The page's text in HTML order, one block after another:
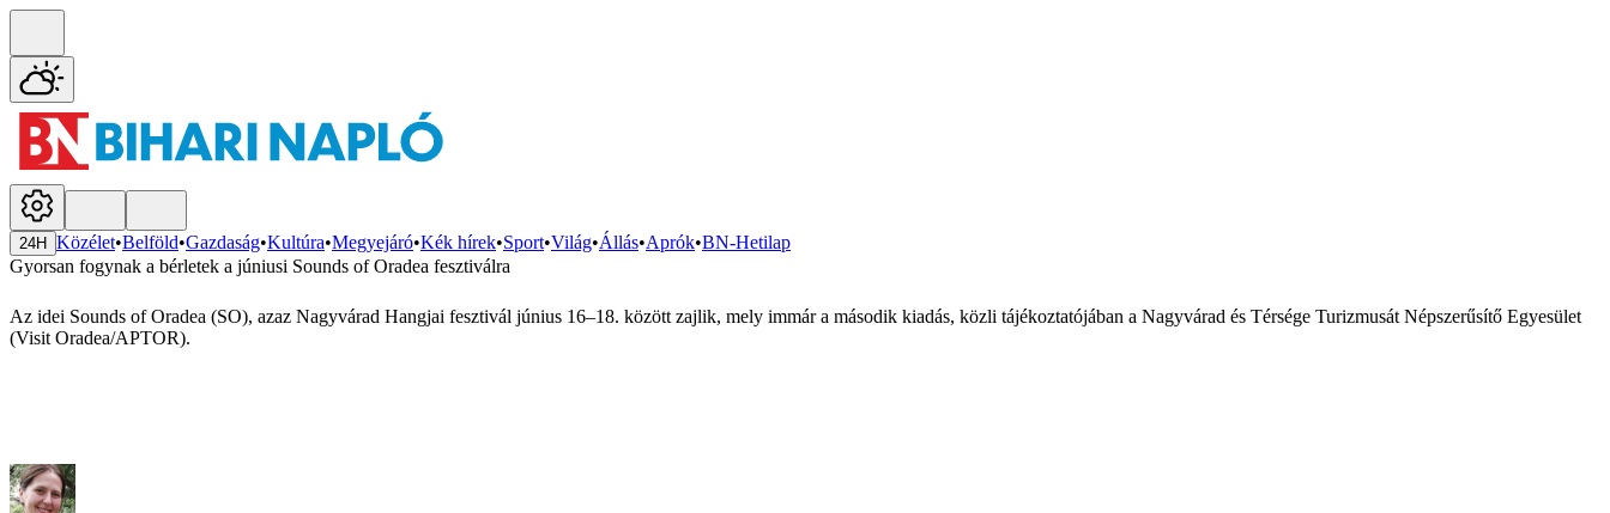
24H Közélet•Belföld•Gazdaság•Kultúra•Megyejáró•Kék hírek•Sport•Világ•Állás•Aprók•BN-Hetilap
Gyorsan fogynak a bérletek a júniusi Sounds of Oradea fesztiválra
Az idei Sounds of Oradea (SO), azaz Nagyvárad Hangjai fesztivál június 16–18. között zajlik, mely immár a második kiadás, közli tájékoztatójában a Nagyvárad és Térsége Turizmusát Népszerűsítő Egyesület
(Visit Oradea/APTOR).